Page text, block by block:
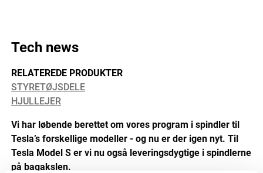
Tech news
RELATEREDE PRODUKTER
STYRETØJSDELE
HJULLEJER
Vi har løbende berettet om vores program i spindler til
Tesla’s forskellige modeller - og nu er der igen nyt. Til
Tesla Model S er vi nu også leveringsdygtige i spindlerne
på bagakslen.